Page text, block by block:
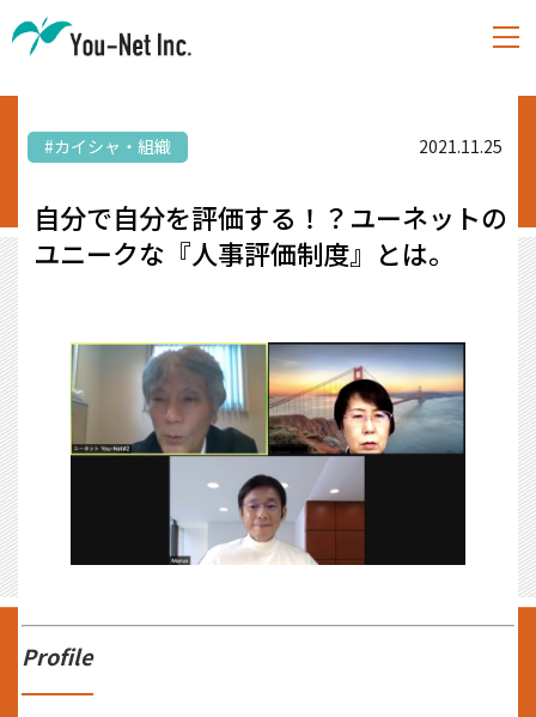
#カイシャ・組織 2021.11.25
自分で自分を評価する！？ユーネットの
ユニークな『人事評価制度』とは。
Profile